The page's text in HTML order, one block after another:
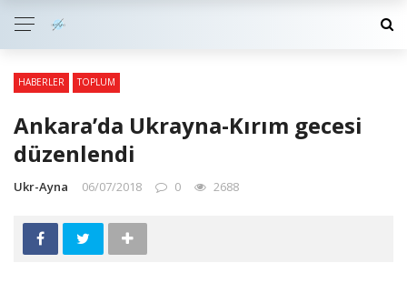
HABERLER TOPLUM
Ankara’da Ukrayna-Kırım gecesi
düzenlendi
Ukr-Ayna 06/07/2018 0 2688